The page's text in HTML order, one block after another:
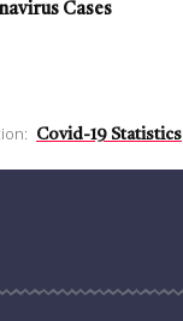
Cases
Covid-19 Statistics